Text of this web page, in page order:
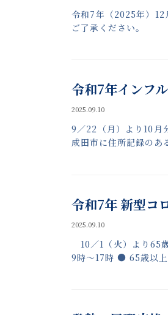
令和7年（2025年）12
ご了承ください。
令和7年インフ
2025.09.10
9／22（月）より10
成田市に住所記録の
令和7年 新型コ
2025.09.10
10／1（火）より
9時～17時 ● 65歳以